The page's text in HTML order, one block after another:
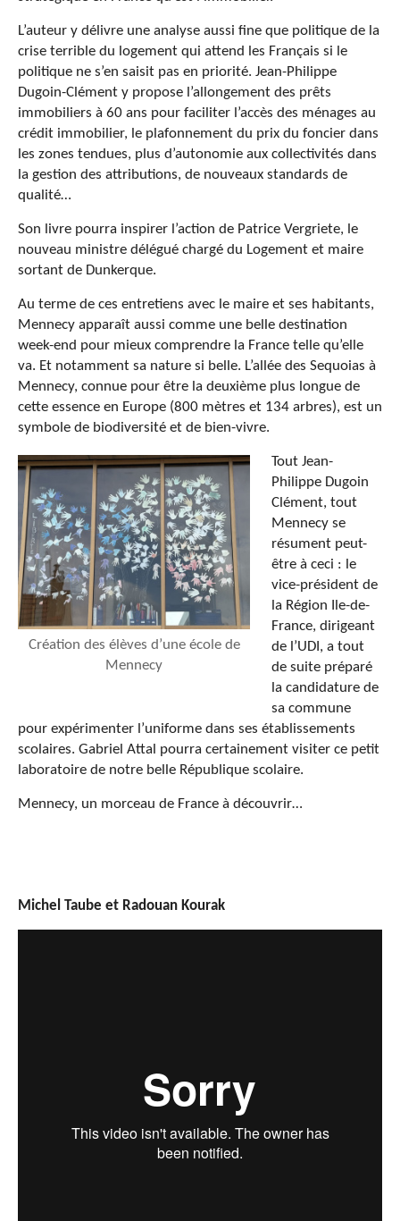
L’auteur y délivre une analyse aussi fine que politique de la
crise terrible du logement qui attend les Français si le
politique ne s’en saisit pas en priorité. Jean-Philippe
Dugoin-Clément y propose l’allongement des prêts
immobiliers à 60 ans pour faciliter l’accès des ménages au
crédit immobilier, le plafonnement du prix du foncier dans
les zones tendues, plus d’autonomie aux collectivités dans
la gestion des attributions, de nouveaux standards de
qualité…
Son livre pourra inspirer l’action de Patrice Vergriete, le
nouveau ministre délégué chargé du Logement et maire
sortant de Dunkerque.
Au terme de ces entretiens avec le maire et ses habitants,
Mennecy apparaît aussi comme une belle destination
week-end pour mieux comprendre la France telle qu’elle
va. Et notamment sa nature si belle. L’allée des Sequoias à
Mennecy, connue pour être la deuxième plus longue de
cette essence en Europe (800 mètres et 134 arbres), est un
symbole de biodiversité et de bien-vivre.
Création des élèves d’une école de
Mennecy
Tout Jean-
Philippe Dugoin
Clément, tout
Mennecy se
résument peut-
être à ceci : le
vice-président de
la Région Ile-de-
France, dirigeant
de l’UDI, a tout
de suite préparé
la candidature de
sa commune
pour expérimenter l’uniforme dans ses établissements
scolaires. Gabriel Attal pourra certainement visiter ce petit
laboratoire de notre belle République scolaire.
Mennecy, un morceau de France à découvrir…
Michel Taube et Radouan Kourak